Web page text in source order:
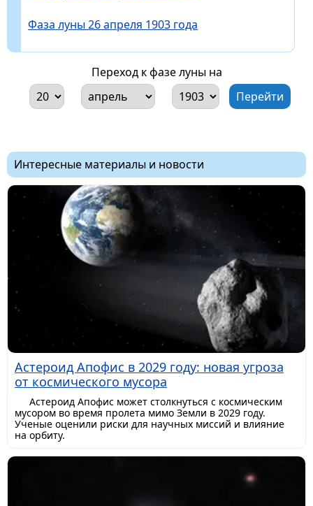
Фаза луны 26 апреля 1903 года
Переход к фазе луны на
Интересные материалы и новости
Астероид Апофис в 2029 году: новая угроза
от космического мусора
Астероид Апофис может столкнуться с космическим
мусором во время пролета мимо Земли в 2029 году.
Ученые оценили риски для научных миссий и влияние
на орбиту.